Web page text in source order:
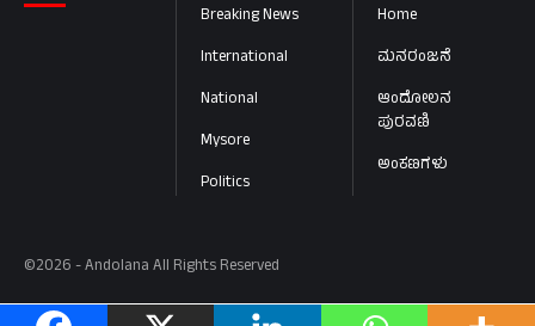
Home
ಮನರಂಜನೆ
ಆಂದೋಲನ
ಪುರವಣಿ
ಅಂಕಣಗಳು
Breaking News
International
National
Mysore
Politics
©2026 - Andolana All Rights Reserved